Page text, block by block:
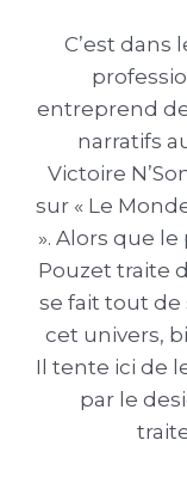
C’est dans
entreprend
narratifs
Victoire
sur « Le
». Alors que
Pouzet traite
se fait tout de
cet univers,
Il tente ici de
par le